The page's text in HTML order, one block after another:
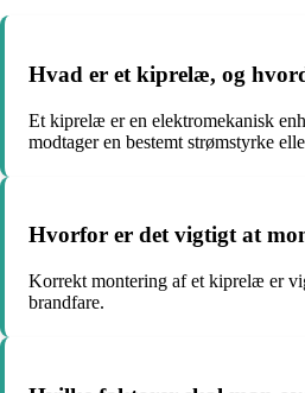
Hvad er et kiprelæ, og
Et kiprelæ er en elektromekanisk
modtager en bestemt strømstyrke
Hvorfor er det vigtigt at
Korrekt montering af et kiprelæ er
brandfare.